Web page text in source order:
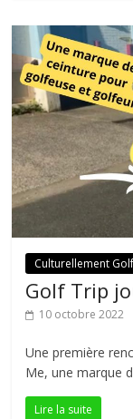
Culturellement Golf
Golf Trip
10 octobre 2022
Une première
Me, une marque
Lire la suite